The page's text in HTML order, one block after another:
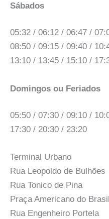
Sábados
05:32 / 06:12 / 06:47 /
08:50 / 09:15 / 09:40 /
13:10 / 13:45 / 15:10 /
Domingos ou Feriados
05:50 / 07:30 / 09:10 /
17:30 / 20:30 / 23:20
Terminal Urbano
Rua Leopoldo de Bulhões
Rua Tonico de Pina
Praça Americano do Brasil
Rua Engenheiro Portela